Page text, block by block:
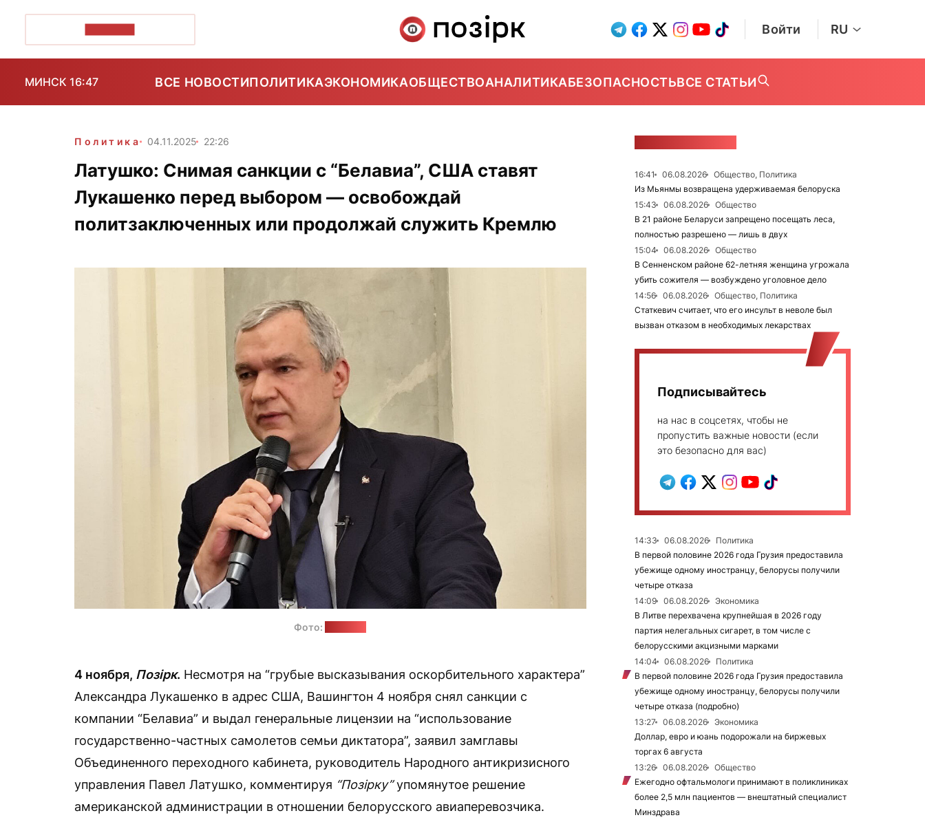
Войти RU
МИНСК 16:47 ВСЕ НОВОСТИПОЛИТИКАЭКОНОМИКАОБЩЕСТВОАНАЛИТИКАБЕЗОПАСНОСТЬВСЕ СТАТЬИ
Политика 04.11.2025 22:26
Латушко: Снимая санкции с “Белавиа”, США ставят
Лукашенко перед выбором — освобождай
политзаключенных или продолжай служить Кремлю
Фото:
4 ноября, Позірк. Несмотря на “грубые высказывания оскорбительного характера”
Александра Лукашенко в адрес США, Вашингтон 4 ноября снял санкции с
компании “Белавиа” и выдал генеральные лицензии на “использование
государственно-частных самолетов семьи диктатора”, заявил замглавы
Объединенного переходного кабинета, руководитель Народного антикризисного
управления Павел Латушко, комментируя “Позірку”упомянутое решение
американской администрации в отношении белорусского авиаперевозчика.
16:41 06.08.2026
Общество, Политика
Из Мьянмы возвращена удерживаемая белоруска
15:43
06.08.2026
Общество
В 21 районе Беларуси запрещено посещать леса,
полностью разрешено — лишь в двух
15:04
06.08.2026
Общество
В Сенненском районе 62-летняя женщина угрожала
убить сожителя — возбуждено уголовное дело
14:56
06.08.2026
Общество, Политика
Статкевич считает, что его инсульт в неволе был
вызван отказом в необходимых лекарствах
Подписывайтесь
на нас в соцсетях, чтобы не
пропустить важные новости (если
это безопасно для вас)
14:33 06.08.2026
Политика
В первой половине 2026 года Грузия предоставила
убежище одному иностранцу, белорусы получили
четыре отказа
14:09
06.08.2026
Экономика
В Литве перехвачена крупнейшая в 2026 году
партия нелегальных сигарет, в том числе с
белорусскими акцизными марками
14:04
06.08.2026
Политика
В первой половине 2026 года Грузия предоставила
убежище одному иностранцу, белорусы получили
четыре отказа (подробно)
13:27
06.08.2026
Экономика
Доллар, евро и юань подорожали на биржевых
торгах 6 августа
13:26
06.08.2026
Общество
Ежегодно офтальмологи принимают в поликлиниках
более 2,5 млн пациентов — внештатный специалист
Минздрава